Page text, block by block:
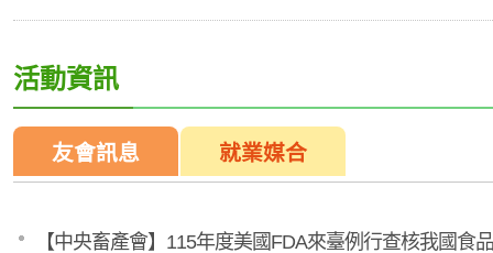
活動資訊
友會訊息 就業媒合
【中央畜產會】115年度美國FDA來臺例行查核我國